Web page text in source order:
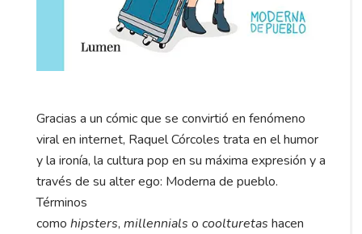
Gracias a un cómic que se convirtió en fenómeno
viral en internet, Raquel Córcoles trata en el humor
y la ironía, la cultura pop en su máxima expresión y a
través de su alter ego: Moderna de pueblo.
Términos
como hipsters, millennials o coolturetas hacen